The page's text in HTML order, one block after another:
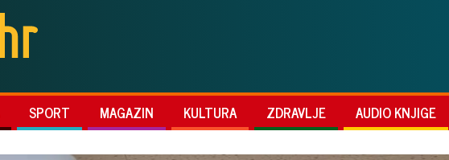
SPORT MAGAZIN KULTURA ZDRAVLJE AUDIO KNJIGE